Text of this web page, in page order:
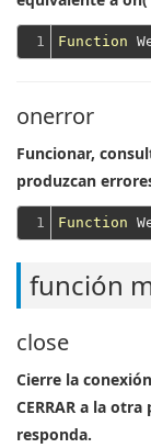
1 Function
onerror
Funcionar,
produzcan
1 Function
función
close
Cierre la
CERRAR a la
responda.